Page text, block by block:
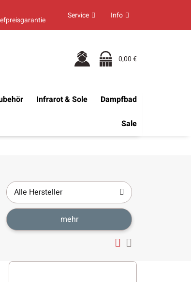
Service Info
0,00 €
Infrarot & Sole Dampfbad
Sale
Alle Hersteller
mehr